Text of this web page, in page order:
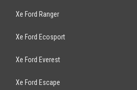
Xe Ford Ranger
Xe Ford Ecosport
Xe Ford Everest
Xe Ford Escape